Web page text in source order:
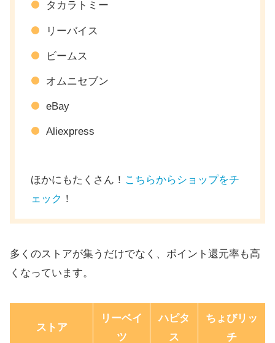
タカラトミー
リーバイス
ビームス
オムニセブン
eBay
Aliexpress
ほかにもたくさん！ こちらからショップをチ
ェック ！
多くのストアが集うだけでなく、ポイント還元率も高
くなっています。
ストア
リーベイ
ツ
ハピタ
ス
ちょびリッ
チ